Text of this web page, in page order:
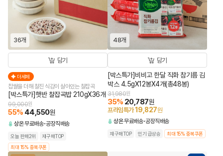
36개
담기
더세페
찹쌀을 더해 찰진 식감이 살아있는 찰잡곡
[박스특가]햇반 찰잡곡밥 210gX36개
99,000원
55% 44,550원
상온무료배송 공장직배송
오늘 판매2위
재구매TOP
최대 15% 중복쿠폰
48개
담기
[박스특가]비비고 한달 직화 참기름 김
박스 4.5gX12봉X4개(총48봉)
31,980원
35% 20,787원
프라임특가19,827원
상온무료배송 공장직배송
재구매TOP 인기 급상승 최대 15% 중복쿠폰